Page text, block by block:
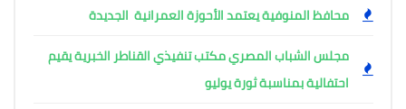
محافظ المنوفية يعتمد الأحوزة العمرانية الجديدة
مجلس الشباب المصري مكتب تنفيذي القناطر الخبرية يقيم
احتفالية بمناسبة ثورة يوليو